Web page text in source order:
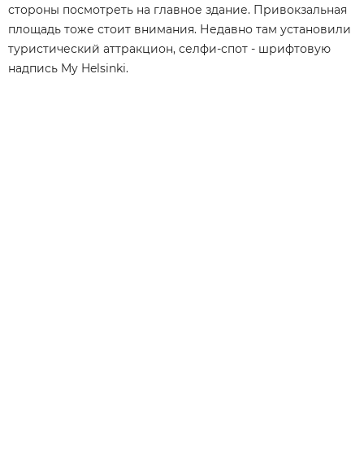
стороны посмотреть на главное здание. Привокзальная
площадь тоже стоит внимания. Недавно там установили
туристический аттракцион, селфи-спот - шрифтовую
надпись My Helsinki.